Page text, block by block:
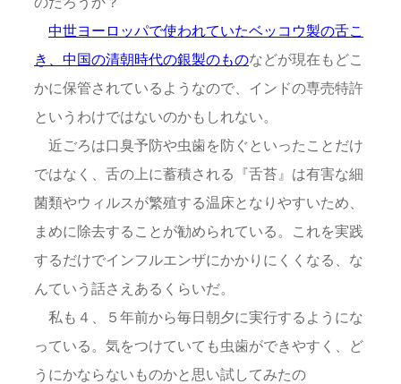
中世ヨーロッパで使われていたベッコウ製の舌こ
き、中国の清朝時代の銀製のものなどが現在もどこ
かに保管されているようなので、インドの専売特許
というわけではないのかもしれない。
近ごろは口臭予防や虫歯を防ぐといったことだけ
ではなく、舌の上に蓄積される『舌苔』は有害な細
菌類やウィルスが繁殖する温床となりやすいため、
まめに除去することが勧められている。これを実践
するだけでインフルエンザにかかりにくくなる、な
んていう話さえあるくらいだ。
私も４、５年前から毎日朝夕に実行するようにな
っている。気をつけていても虫歯ができやすく、ど
うにかならないものかと思い試してみたの